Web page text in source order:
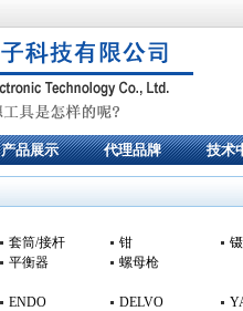
产品展示 代理品牌 技术
套筒/接杆 钳
平衡器
螺母枪
ENDO DELVO